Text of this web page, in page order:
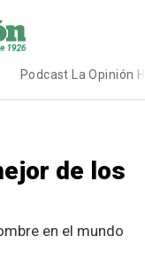
Podcast La Opinión
de los
en el mundo